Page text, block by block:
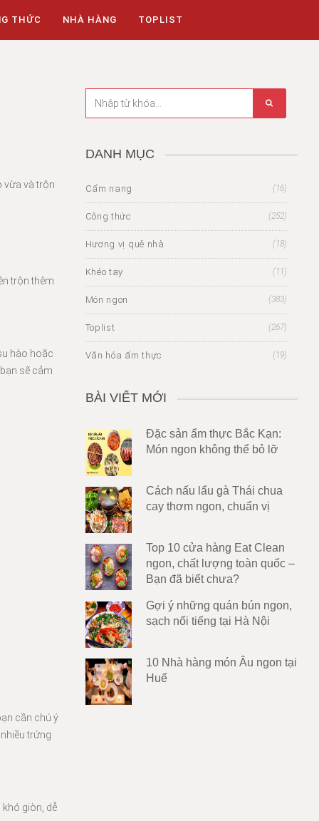
THỨC NHÀ HÀNG TOPLIST
vừa và trộn
trộn thêm
hào hoặc
sẽ cảm
cần chú ý
trứng
giòn, dễ
DANH MỤC
Cẩm nang (16)
Công thức (252)
Hương vị quê nhà (18)
Khéo tay (11)
Món ngon (383)
Toplist (267)
Văn hóa ẩm thực (19)
BÀI VIẾT MỚI
Đặc sản ẩm thực Bắc Kạn:
Món ngon không thể bỏ lỡ
Cách nấu lẩu gà Thái chua
cay thơm ngon, chuẩn vị
Top 10 cửa hàng Eat Clean
ngon, chất lượng toàn quốc –
Bạn đã biết chưa?
Gợi ý những quán bún ngon,
sạch nổi tiếng tại Hà Nội
10 Nhà hàng món Âu ngon tại
Huế